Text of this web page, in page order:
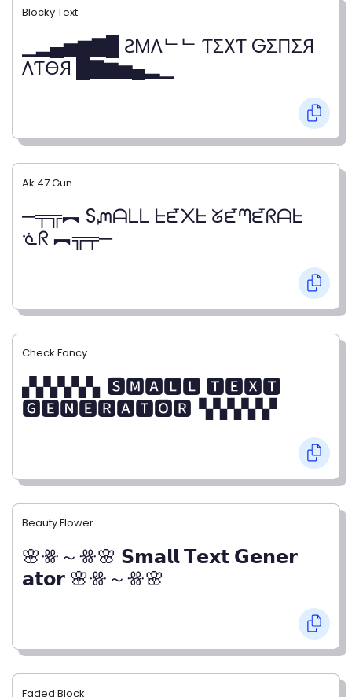
Blocky Text
▁▂▄▅▆▇█ ƧMΛᄂᄂ ƬΣXƬ GΣПΣЯ
ΛƬӨЯ █▇▆▅▄▂▁
Ak 47 Gun
─╤╦︻ Sᘻᗩᒪᒪ ᖶᘿ᙭ᖶ ᘜᘿᘉᘿᖇᗩᖶ
ᓍᖇ ︻╦╤─
Check Fancy
▞▞▞▞▞▖🆂🅼🅰🅻🅻 🆃🅴🆇🆃
🅶🅴🅽🅴🆁🅰🆃🅾🆁▝▞▞▞▞▞
Beauty Flower
🌸ꗥ～ꗥ🌸 𝗦𝗺𝗮𝗹𝗹 𝗧𝗲𝘅𝘁 𝗚𝗲𝗻𝗲𝗿
𝗮𝘁𝗼𝗿 🌸ꗥ～ꗥ🌸
Faded Block